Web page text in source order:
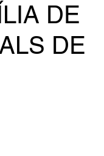
DE
DE